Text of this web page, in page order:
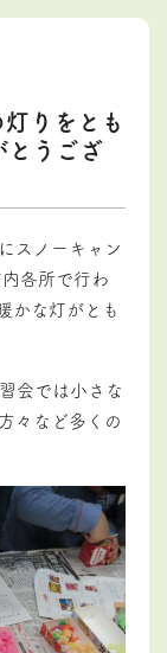
りをとも
とうござ
スノーキャン
各所で行わ
かな灯がとも
会では小さな
々など多くの